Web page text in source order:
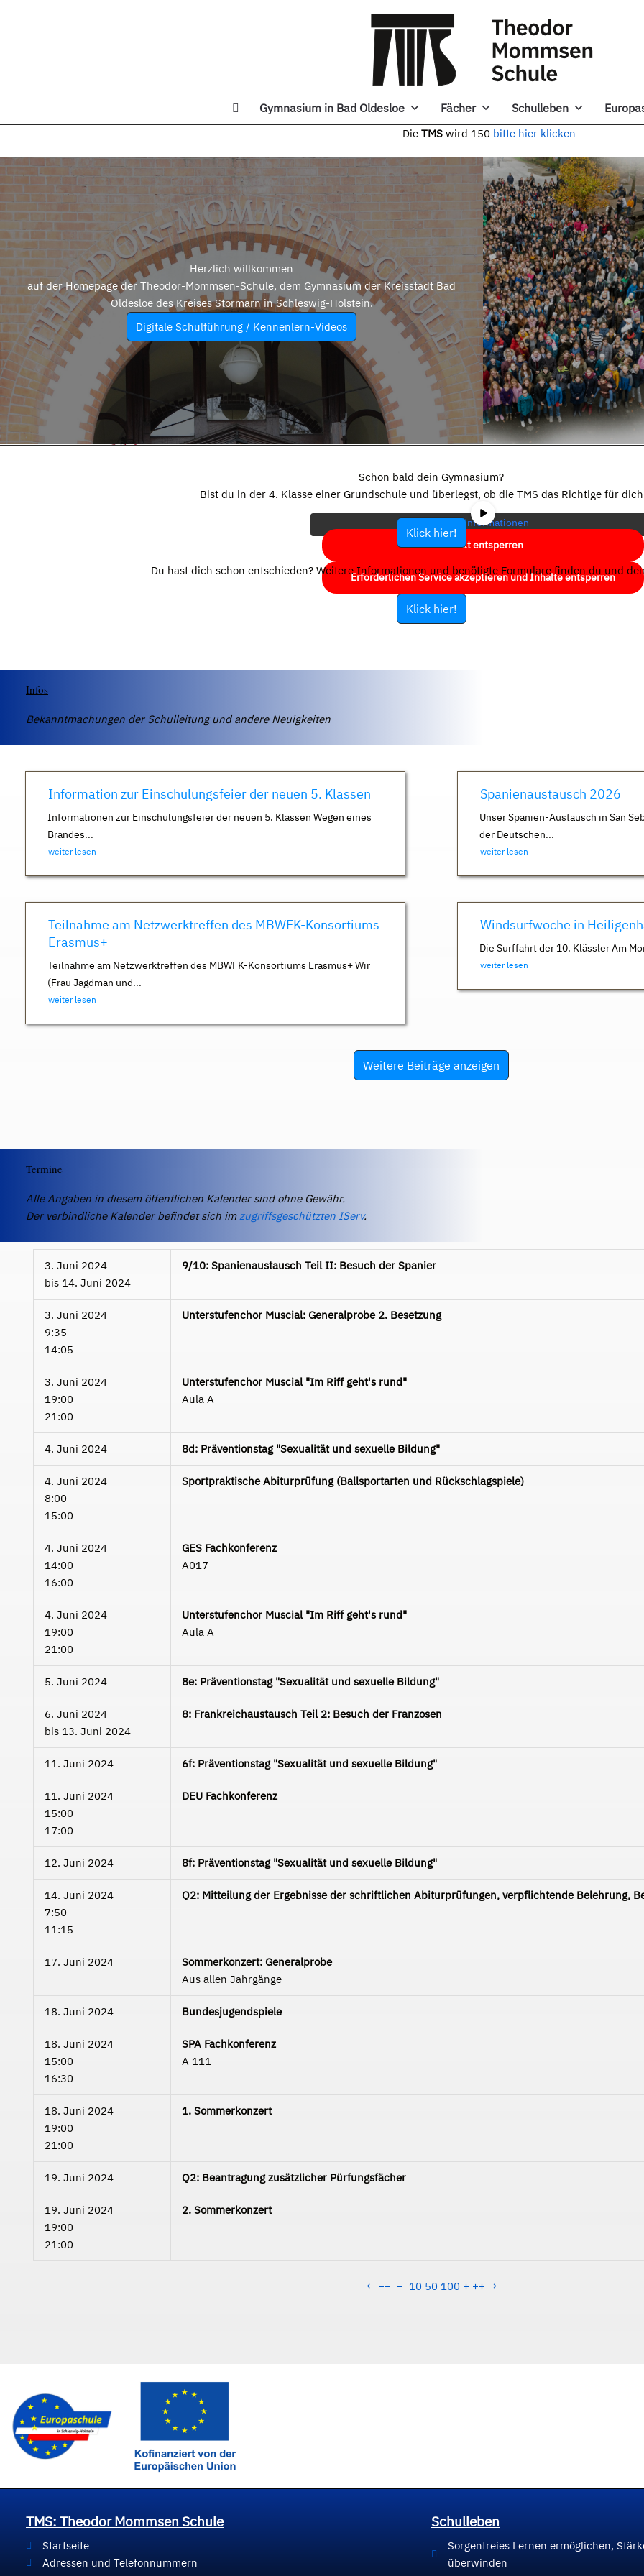
Gymnasium in Bad Oldesloe Fächer Schulleben
Die TMS wird 150 bitte hier klicken
Herzlich willkommen
auf der Homepage der Theodor-Mommsen-Schule, dem Gymnasium der Kreisstadt Bad
Oldesloe des Kreises Stormarn in Schleswig-Holstein.
Digitale Schulführung / Kennenlern-Videos
eigentlichen Inhalt zuzugreifen, klicken Sie auf die Schaltfläche unten.
Bitte beachten Sie, dass dabei Daten an Drittanbieter weitergegeben
werden.
Mehr Informationen
Inhalt entsperren
Erforderlichen Service akzeptieren und Inhalte entsperren
Schon bald dein Gymnasium?
Bist du in der 4. Klasse einer Grundschule und überlegst, ob die TMS das Richtige für
Klick hier!
Du hast dich schon entschieden? Weitere Informationen und benötigte Formulare finden du und
Klick hier!
Infos
Bekanntmachungen der Schulleitung und andere Neuigkeiten
Information zur Einschulungsfeier der neuen 5. Klassen
Informationen zur Einschulungsfeier der neuen 5. Klassen Wegen eines
Brandes...
weiter lesen
Spanienaustausch 2026
Unser Spanien-Austausch in San
der Deutschen...
weiter lesen
Teilnahme am Netzwerktreffen des MBWFK-Konsortiums
Erasmus+
Teilnahme am Netzwerktreffen des MBWFK-Konsortiums Erasmus+ Wir
(Frau Jagdman und...
weiter lesen
Windsurfwoche in
Die Surffahrt der 10. Klässler Am
weiter lesen
Weitere Beiträge anzeigen
Termine
Alle Angaben in diesem öffentlichen Kalender sind ohne Gewähr.
Der verbindliche Kalender befindet sich imzugriffsgeschützten IServ.
3. Juni 2024
bis 14. Juni 2024
9/10: Spanienaustausch Teil II: Besuch der Spanier
3. Juni 2024
9:35
14:05
Unterstufenchor Muscial: Generalprobe 2. Besetzung
3. Juni 2024
19:00
21:00
Unterstufenchor Muscial "Im Riff geht's rund"
Aula A
4. Juni 2024 8d: Präventionstag "Sexualität und sexuelle Bildung"
4. Juni 2024
8:00
15:00
Sportpraktische Abiturprüfung (Ballsportarten und Rückschlagspiele)
4. Juni 2024
14:00
16:00
GES Fachkonferenz
A017
4. Juni 2024
19:00
21:00
Unterstufenchor Muscial "Im Riff geht's rund"
Aula A
5. Juni 2024 8e: Präventionstag "Sexualität und sexuelle Bildung"
6. Juni 2024
bis 13. Juni 2024
8: Frankreichaustausch Teil 2: Besuch der Franzosen
11. Juni 2024 6f: Präventionstag "Sexualität und sexuelle Bildung"
11. Juni 2024
15:00
17:00
DEU Fachkonferenz
12. Juni 2024 8f: Präventionstag "Sexualität und sexuelle Bildung"
14. Juni 2024
7:50
11:15
Q2: Mitteilung der Ergebnisse der schriftlichen Abiturprüfungen, verpflichtende Belehrung,
17. Juni 2024
Sommerkonzert: Generalprobe
Aus allen Jahrgänge
18. Juni 2024 Bundesjugendspiele
18. Juni 2024
15:00
16:30
SPA Fachkonferenz
A 111
18. Juni 2024
19:00
21:00
1. Sommerkonzert
19. Juni 2024 Q2: Beantragung zusätzlicher Pürfungsfächer
19. Juni 2024
19:00
21:00
2. Sommerkonzert
← −− − 10 50 100 + ++ →
TMS: Theodor Mommsen Schule
Startseite
Adressen und Telefonnummern
Schulleben
Sorgenfreies Lernen ermöglichen,
überwinden